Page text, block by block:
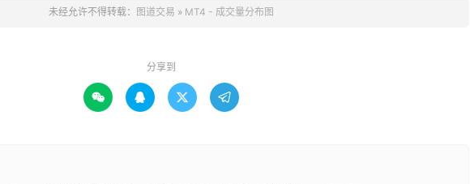
未经允许不得转载： 图道交易 » MT4 - 成交量分布图
分享到
   